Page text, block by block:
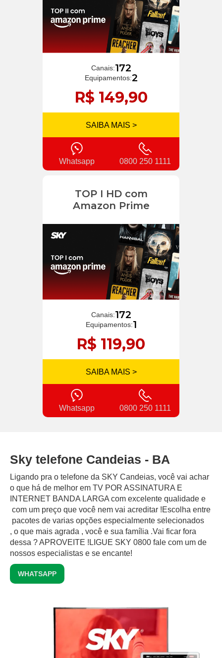
Canais:172
Equipamentos:2
R$ 149,90
SAIBA MAIS >
Whatsapp 0800 250 1111
TOP I HD com
Amazon Prime
Canais:172
Equipamentos:1
R$ 119,90
SAIBA MAIS >
Whatsapp 0800 250 1111
Sky telefone Candeias - BA
Ligando pra o telefone da SKY Candeias, você vai achar
o que há de melhor em TV POR ASSINATURA E
INTERNET BANDA LARGA com excelente qualidade e
com um preço que você nem vai acreditar !Escolha entre
pacotes de varias opções especialmente selecionados
, o que mais agrada , você e sua família .Vai ficar fora
dessa ? APROVEITE !LIGUE SKY 0800 fale com um de
nossos especialistas e se encante!
WHATSAPP